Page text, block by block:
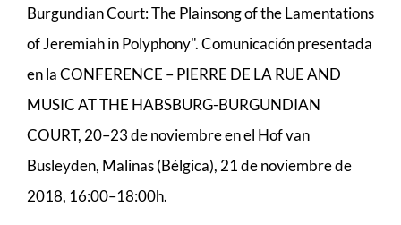
Burgundian Court: The Plainsong of the Lamentations
of Jeremiah in Polyphony". Comunicación presentada
en la CONFERENCE – PIERRE DE LA RUE AND
MUSIC AT THE HABSBURG-BURGUNDIAN
COURT, 20–23 de noviembre en el Hof van
Busleyden, Malinas (Bélgica), 21 de noviembre de
2018, 16:00–18:00h.